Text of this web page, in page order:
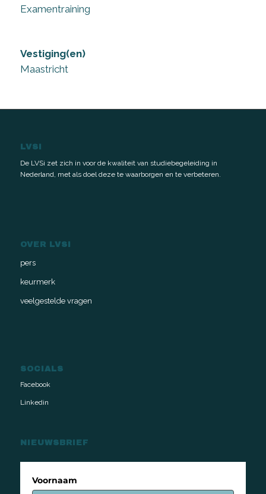
Examentraining
Vestiging(en)
Maastricht
LVSI
De LVSi zet zich in voor de kwaliteit van studiebegeleiding in
Nederland, met als doel deze te waarborgen en te verbeteren.
OVER LVSI
pers
keurmerk
veelgestelde vragen
SOCIALS
Facebook
Linkedin
NIEUWSBRIEF
Voornaam